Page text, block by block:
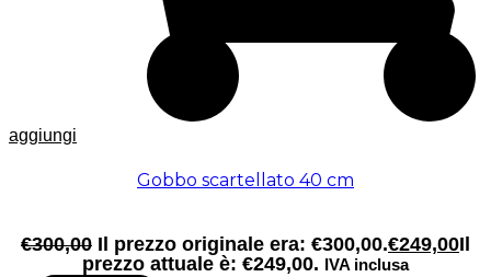
aggiungi
Gobbo scartellato 40 cm
€300,00 Il prezzo originale era: €300,00.€249,00Il
prezzo attuale è: €249,00. IVA inclusa